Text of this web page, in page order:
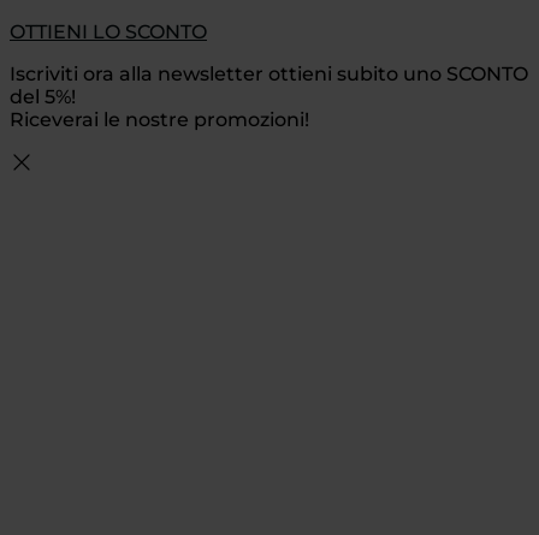
OTTIENI LO SCONTO
Iscriviti ora alla newsletter ottieni subito uno SCONTO
del 5%!
Riceverai le nostre promozioni!